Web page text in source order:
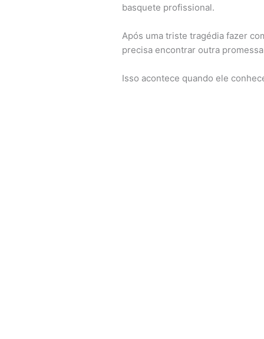
basquete profissional.
Após uma triste tragédia fazer
precisa encontrar outra
Isso acontece quando ele